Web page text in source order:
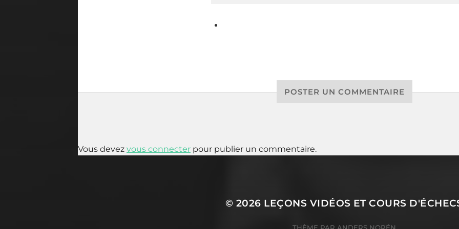
POSTER UN COMMENTAIRE
Vous devez vous connecter pour publier un commentaire.
© 2026 LEÇONS VIDÉOS ET COURS
THÈME PAR ANDERS NORÉN